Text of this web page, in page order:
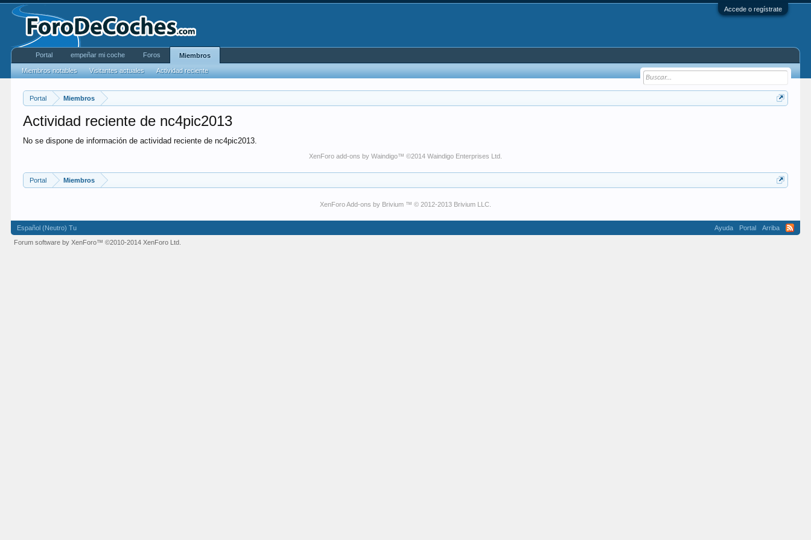
Accede o regístrate
Portal Miembros
Actividad reciente de nc4pic2013
No se dispone de información de actividad reciente de nc4pic2013.
XenForo add-ons by Waindigo™ ©2014 Waindigo Enterprises Ltd
Portal Miembros
XenForo Add-ons by Brivium ™ © 2012-2013 Brivium LLC.
Portal empeñar mi coche Foros Miembros
Miembros notables Visitantes actuales Actividad reciente
Español (Neutro) Tu Ayuda Portal
Arriba
Forum software by XenForo™©2010-2014 XenForo Ltd.